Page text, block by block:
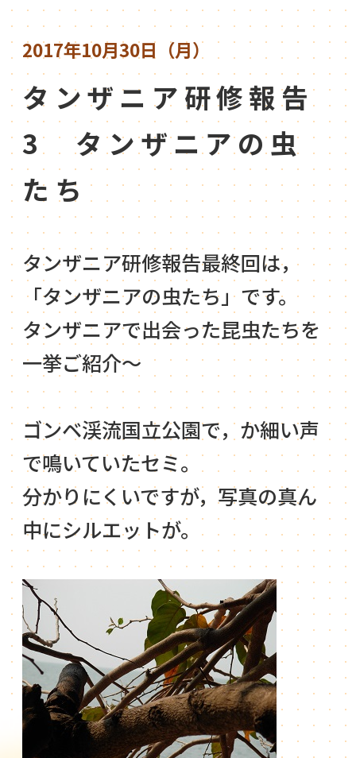
2017年10月30日（月）
タンザニア研修報告
3 タンザニアの虫
たち
タンザニア研修報告最終回は，
「タンザニアの虫たち」です。
タンザニアで出会った昆虫たちを
一挙ご紹介～
ゴンベ渓流国立公園で，か細い声
で鳴いていたセミ。
分かりにくいですが，写真の真ん
中にシルエットが。